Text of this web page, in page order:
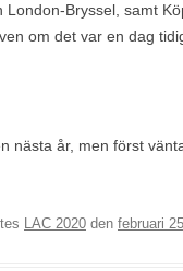
Bryssel, samt
om det var en dag
nästa år, men först
LAC 2020 den februari